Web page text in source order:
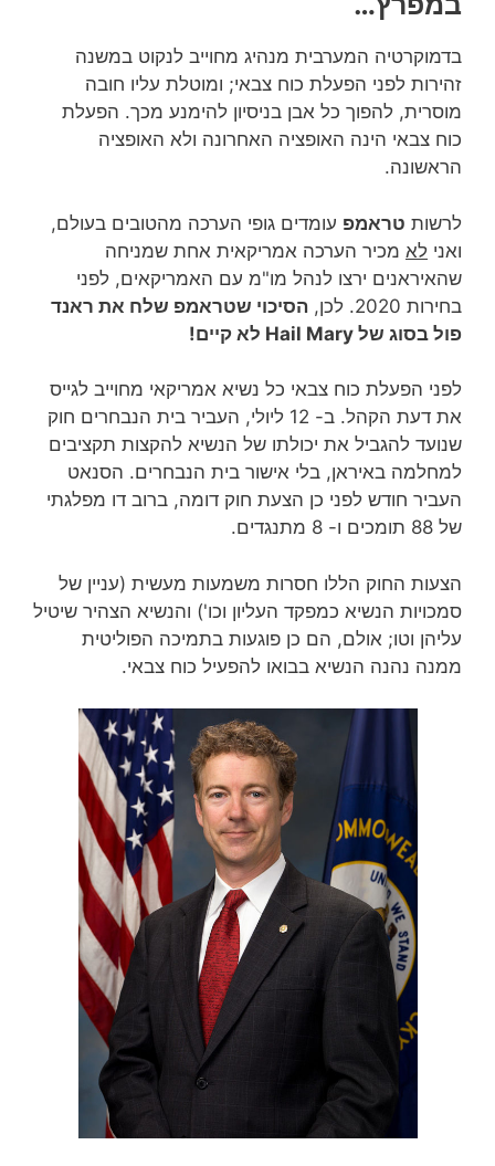
בדמוקרטיה המערבית מנהיג מחוייב לנקוט במשנה
זהירות לפני הפעלת כוח צבאי; ומוטלת עליו חובה
מוסרית, להפוך כל אבן בניסיון להימנע מכך. הפעלת
כוח צבאי הינה האופציה האחרונה ולא האופציה
הראשונה.
לרשות טראמפ עומדים גופי הערכה מהטובים בעולם,
ואני לא מכיר הערכה אמריקאית אחת שמניחה
שהאיראנים ירצו לנהל מו"מ עם האמריקאים, לפני
בחירות 2020. לכן,
הסיכוי שטראמפ שלח את ראנד
פול בסוג של Hail Mary לא קיים!
לפני הפעלת כוח צבאי כל נשיא אמריקאי מחוייב לגייס
את דעת הקהל. ב- 12 ליולי, העביר בית הנבחרים חוק
שנועד להגביל את יכולתו של הנשיא להקצות תקציבים
למחלמה באיראן, בלי אישור בית הנבחרים. הסנאט
העביר חודש לפני כן הצעת חוק דומה, ברוב דו מפלגתי
של 88 תומכים ו- 8 מתנגדים.
הצעות החוק הללו חסרות משמעות מעשית (עניין של
סמכויות הנשיא כמפקד העליון וכו') והנשיא הצהיר שיטיל
עליהן וטו; אולם, הם כן פוגעות בתמיכה הפוליטית
ממנה נהנה הנשיא בבואו להפעיל כוח צבאי.